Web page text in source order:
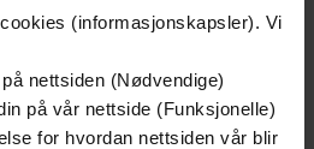
(informasjonskapsler). Vi
nettsiden (Nødvendige)
på vår nettside (Funksjonelle)
for hvordan nettsiden vår blir